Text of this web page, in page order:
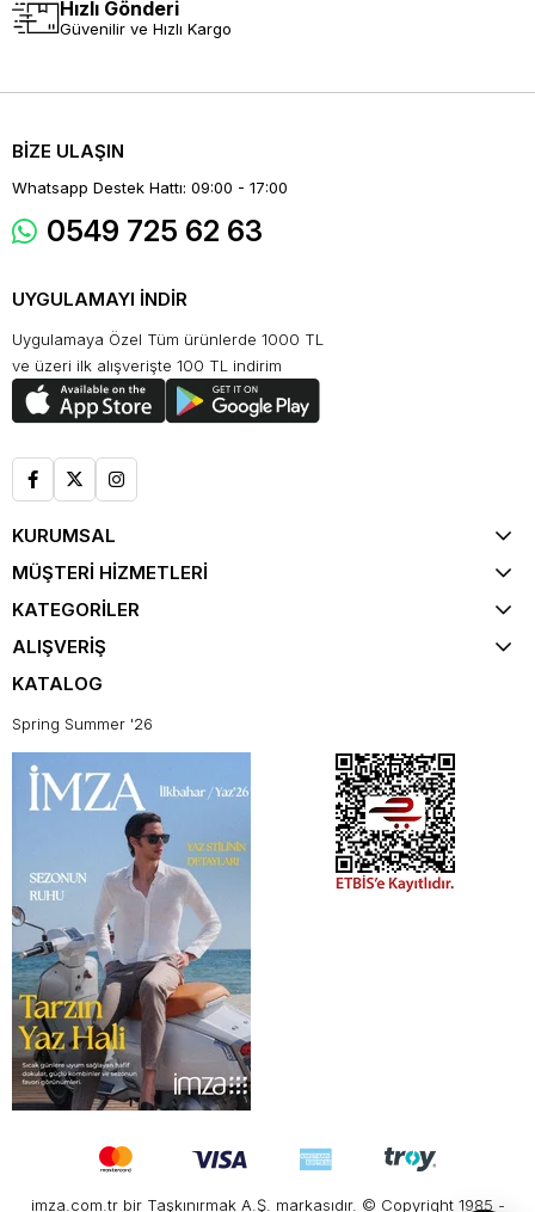
Hızlı Gönderi
Güvenilir ve Hızlı Kargo
BİZE ULAŞIN
Whatsapp Destek Hattı: 09:00 - 17:00
0549 725 62 63
UYGULAMAYI İNDİR
Uygulamaya Özel Tüm ürünlerde 1000 TL
ve üzeri ilk alışverişte 100 TL indirim
KURUMSAL
MÜŞTERİ HİZMETLERİ
KATEGORİLER
ALIŞVERİŞ
KATALOG
Spring Summer '26
imza.com.tr bir Taşkınırmak A.Ş. markasıdır. © Copyright 1985 -